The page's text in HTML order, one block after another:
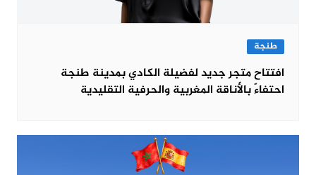
طنجة
افتتاح متجر جديد لفضيلة الكادي بمدينة طنجة
احتفاءً بالأناقة المغربية والحرفية التقليدية